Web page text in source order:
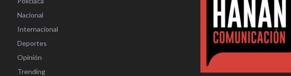
Nacional
Internacional
Deportes
Opinión
Trending